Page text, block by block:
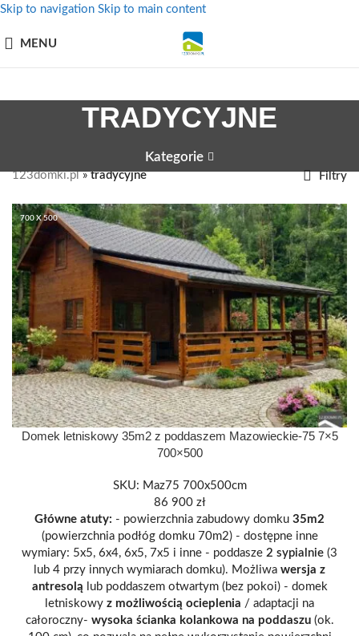
Skip to navigation Skip to main content
MENU
TRADYCYJNE
Kategorie
123domki.pl»tradycyjne Filtry
700 X 500
Domek letniskowy 35m2 z poddaszem Mazowieckie-75 7×5
700×500
SKU: Maz75 700x500cm
86 900 zł
Główne atuty: - powierzchnia zabudowy domku 35m2
(powierzchnia podłóg domku 70m2) - dostępne inne
wymiary: 5x5, 6x4, 6x5, 7x5 i inne - poddasze 2 sypialnie (3
lub 4 przy innych wymiarach domku). Możliwa wersja z
antresolą
lub poddaszem otwartym (bez pokoi) - domek
letniskowy z możliwością ocieplenia / adaptacji na
całoroczny- wysoka ścianka kolankowa na poddaszu(ok.